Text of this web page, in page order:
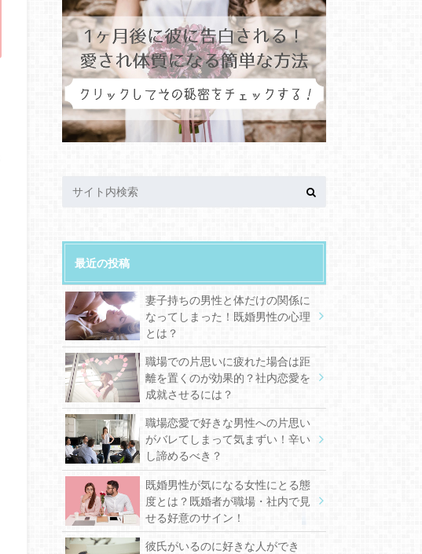
最近の投稿
妻子持ちの男性と体だけの関係に
なってしまった！既婚男性の心理
とは？
職場での片思いに疲れた場合は距
離を置くのが効果的？社内恋愛を
成就させるには？
職場恋愛で好きな男性への片思い
がバレてしまって気まずい！辛い
し諦めるべき？
既婚男性が気になる女性にとる態
度とは？既婚者が職場・社内で見
せる好意のサイン！
彼氏がいるのに好きな人ができ